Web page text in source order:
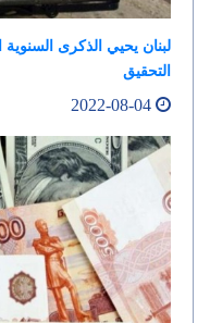
لبنان يحيي الذكرى السنوية
التحقيق